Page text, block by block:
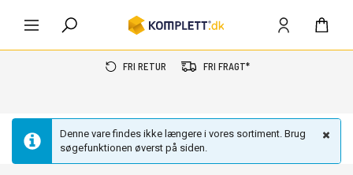
FRI RETUR FRI FRAGT*
Denne vare findes ikke længere i vores sortiment. Brug
søgefunktionen øverst på siden.